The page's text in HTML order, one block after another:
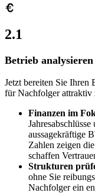
2.1
Betrieb
Jetzt bereiten Sie Ihren
für Nachfolger attraktiv
Finanzen im
aussagekräftige
Zahlen zeigen
schaffen
Strukturen
ohne Sie
Nachfolger ein